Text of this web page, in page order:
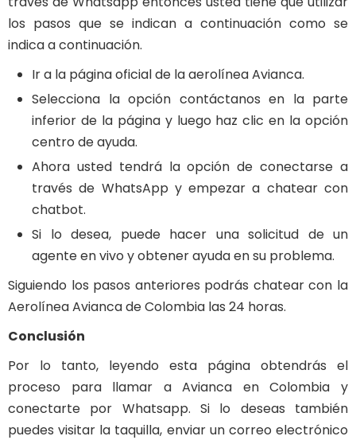
los pasos que se indican a continuación como se
indica a continuación.
Ir a la página oficial de la aerolínea Avianca.
Selecciona la opción contáctanos en la parte
inferior de la página y luego haz clic en la opción
centro de ayuda.
Ahora usted tendrá la opción de conectarse a
través de WhatsApp y empezar a chatear con
chatbot.
Si lo desea, puede hacer una solicitud de un
agente en vivo y obtener ayuda en su problema.
Siguiendo los pasos anteriores podrás chatear con la
Aerolínea Avianca de Colombia las 24 horas.
Conclusión
Por lo tanto, leyendo esta página obtendrás el
proceso para llamar a Avianca en Colombia y
conectarte por Whatsapp. Si lo deseas también
puedes visitar la taquilla, enviar un correo electrónico